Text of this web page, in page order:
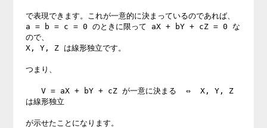
で表現できます。これが一意的に決まっているのであれば、
a = b = c = 0 のときに限って aX + bY + cZ = 0 な
ので、
X, Y, Z は線形独立です。
つまり、
V = aX + bY + cZ が一意に決まる  ⇔  X, Y, Z
は線形独立
が示せたことになります。